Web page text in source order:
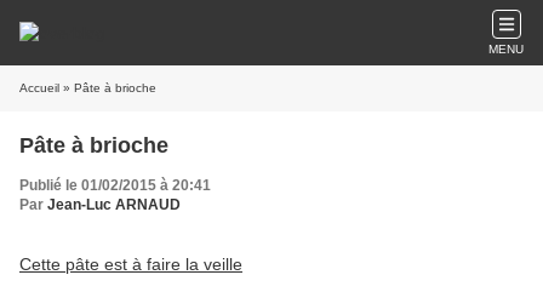
MENU
Accueil » Pâte à brioche
Pâte à brioche
Publié le 01/02/2015 à 20:41
Par Jean-Luc ARNAUD
Cette pâte est à faire la veille